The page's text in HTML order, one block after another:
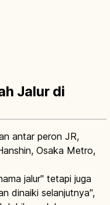
Jalur di
antar peron JR,
Osaka Metro,
jalur" tetapi juga
dinaiki selanjutnya",